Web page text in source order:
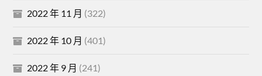
2022 年 11 月 (322)
2022 年 10 月 (401)
2022 年 9 月 (241)